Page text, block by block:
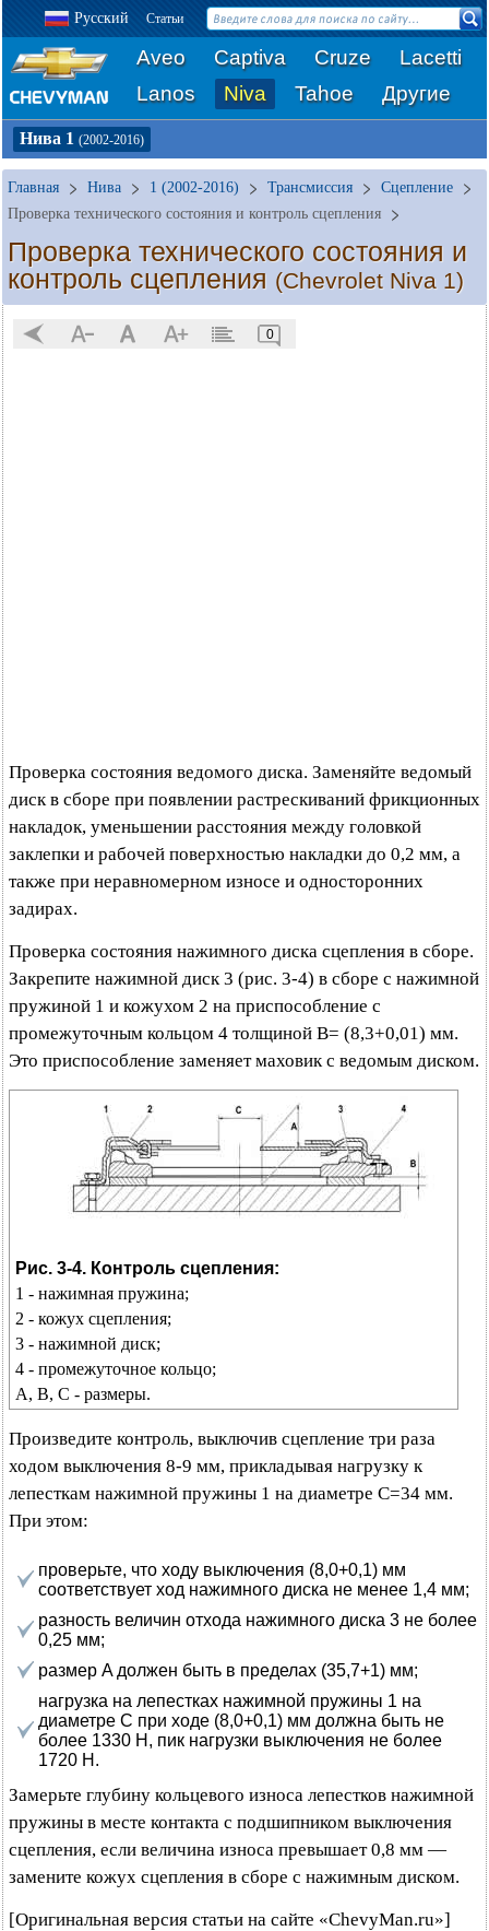
Русский Статьи
Aveo Captiva Cruze
Lacetti
Lanos
Niva Tahoe Другие
Нива 1 (2002-2016)
Главная Нива 1 (2002-2016) Трансмиссия
Сцепление
Проверка технического состояния и контроль сцепления
Проверка технического состояния и
контроль сцепления (Chevrolet Niva 1)
0
Проверка состояния ведомого диска. Заменяйте ведомый
диск в сборе при появлении растрескиваний фрикционных
накладок, уменьшении расстояния между головкой
заклепки и рабочей поверхностью накладки до 0,2 мм, а
также при неравномерном износе и односторонних
задирах.
Проверка состояния нажимного диска сцепления в сборе.
Закрепите нажимной диск 3 (рис. 3-4) в сборе с нажимной
пружиной 1 и кожухом 2 на приспособление с
промежуточным кольцом 4 толщиной B= (8,3+0,01) мм.
Это приспособление заменяет маховик с ведомым диском.
Рис. 3-4. Контроль сцепления:
1 - нажимная пружина;
2 - кожух сцепления;
3 - нажимной диск;
4 - промежуточное кольцо;
А, В, С - размеры.
Произведите контроль, выключив сцепление три раза
ходом выключения 8-9 мм, прикладывая нагрузку к
лепесткам нажимной пружины 1 на диаметре C=34 мм.
При этом:
проверьте, что ходу выключения (8,0+0,1) мм
соответствует ход нажимного диска не менее 1,4 мм;
разность величин отхода нажимного диска 3 не более
0,25 мм;
размер A должен быть в пределах (35,7+1) мм;
нагрузка на лепестках нажимной пружины 1 на
диаметре C при ходе (8,0+0,1) мм должна быть не
более 1330 Н, пик нагрузки выключения не более
1720 Н.
Замерьте глубину кольцевого износа лепестков нажимной
пружины в месте контакта с подшипником выключения
сцепления, если величина износа превышает 0,8 мм —
замените кожух сцепления в сборе с нажимным диском.
[Оригинальная версия статьи на сайте «ChevyMan.ru»]